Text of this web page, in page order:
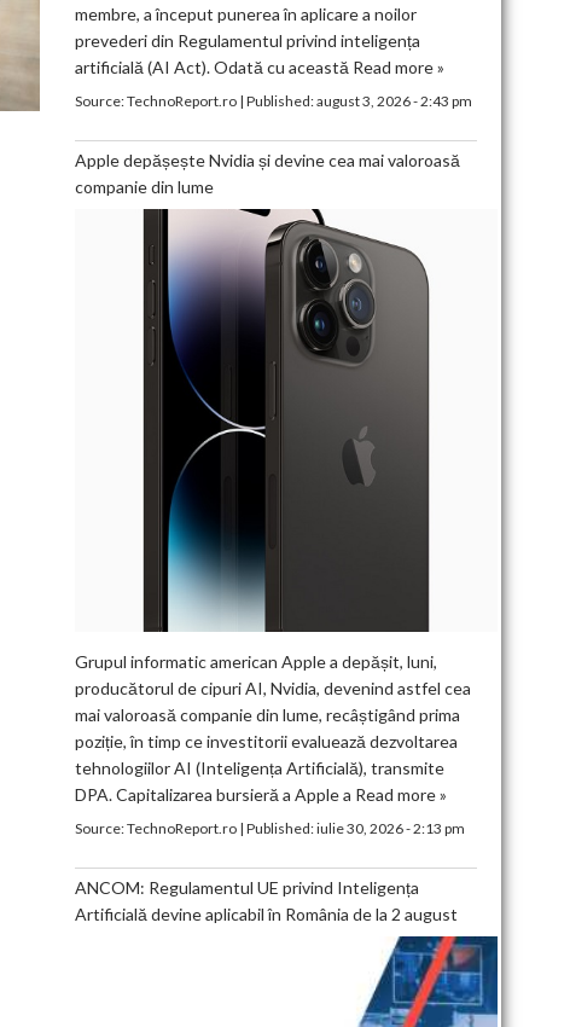
membre, a început punerea în aplicare a noilor
prevederi din Regulamentul privind inteligența
artificială (AI Act). Odată cu această Read more »
Source:TechnoReport.ro| Published:august 3, 2026 - 2:43 pm
Apple depășește Nvidia și devine cea mai valoroasă
companie din lume
Grupul informatic american Apple a depășit, luni,
producătorul de cipuri AI, Nvidia, devenind astfel cea
mai valoroasă companie din lume, recâștigând prima
poziție, în timp ce investitorii evaluează dezvoltarea
tehnologiilor AI (Inteligența Artificială), transmite
DPA. Capitalizarea bursieră a Apple a Read more »
Source:TechnoReport.ro| Published:iulie 30, 2026 - 2:13 pm
ANCOM: Regulamentul UE privind Inteligența
Artificială devine aplicabil în România de la 2 august